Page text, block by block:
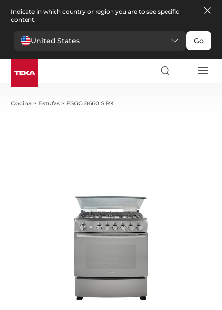
Indicate in which country or region you are to see specific
content.
United States Go
Cocina > Estufas > FSGG 8660 S RX